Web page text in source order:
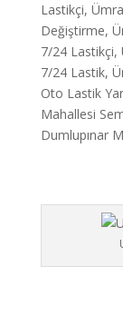
Lastikçi,
Değiştirme,
7/24 Lastikçi,
7/24 Lastik,
Oto Lastik
Mahallesi
Dumlupınar